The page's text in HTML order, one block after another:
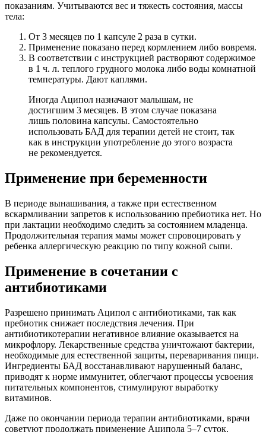
показаниям. Учитываются вес и тяжесть состояния, массы
тела:
От 3 месяцев по 1 капсуле 2 раза в сутки.
Применение показано перед кормлением либо вовремя.
В соответствии с инструкцией растворяют содержимое
в 1 ч. л. теплого грудного молока либо воды комнатной
температуры. Дают каплями.
Иногда Аципол назначают малышам, не
достигшим 3 месяцев. В этом случае показана
лишь половина капсулы. Самостоятельно
использовать БАД для терапии детей не стоит, так
как в инструкции употребление до этого возраста
не рекомендуется.
Применение при беременности
В периоде вынашивания, а также при естественном
вскармливании запретов к использованию пребиотика нет. Но
при лактации необходимо следить за состоянием младенца.
Продолжительная терапия мамы может спровоцировать у
ребенка аллергическую реакцию по типу кожной сыпи.
Применение в сочетании с
антибиотиками
Разрешено принимать Аципол с антибиотиками, так как
пребиотик снижает последствия лечения. При
антибиотикотерапии негативное влияние оказывается на
микрофлору. Лекарственные средства уничтожают бактерии,
необходимые для естественной защиты, переваривания пищи.
Ингредиенты БАД восстанавливают нарушенный баланс,
приводят к норме иммунитет, облегчают процессы усвоения
питательных компонентов, стимулируют выработку
витаминов.
Даже по окончании периода терапии антибиотиками, врачи
советуют продолжать применение Аципола 5–7 суток.